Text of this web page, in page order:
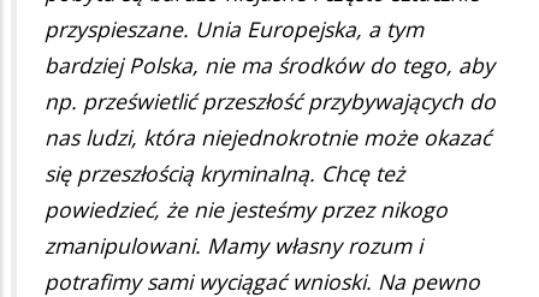
przyspieszane. Unia Europejska, a tym
bardziej Polska, nie ma środków do tego, aby
np. prześwietlić przeszłość przybywających do
nas ludzi, która niejednokrotnie może okazać
się przeszłością kryminalną. Chcę też
powiedzieć, że nie jesteśmy przez nikogo
zmanipulowani. Mamy własny rozum i
potrafimy sami wyciągać wnioski. Na pewno